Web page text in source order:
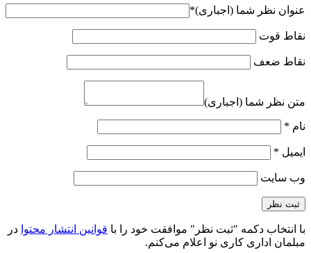
عنوان نظر شما (اجباری)*
نقاط قوت
نقاط ضعف
متن نظر شما (اجباری)
نام *
ایمیل *
وب‌ سایت
با انتخاب دکمه "ثبت نظر" موافقت خود را با قوانین انتشار محتوا در
مبلمان اداری کاری نو اعلام می‌کنم.